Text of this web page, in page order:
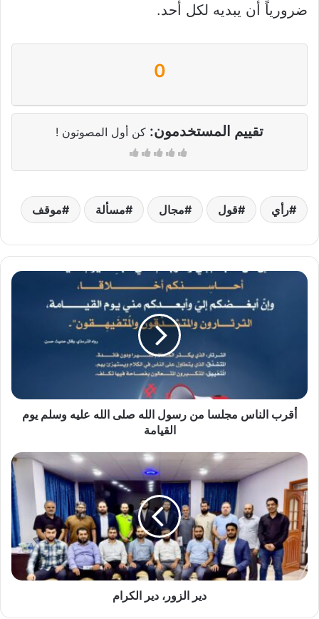
ضرورياً أن يبديه لكل أحد.
0
تقييم المستخدمون: كن أول المصوتون !
رأي قول مجال مسألة موقف
أقرب
عليه
وسلمأقرب الناس مجلسا من رسول الله صلى الله عليه وسلم يوم
القيامة
دير
دير
الكرام
دير الزور، دير الكرام